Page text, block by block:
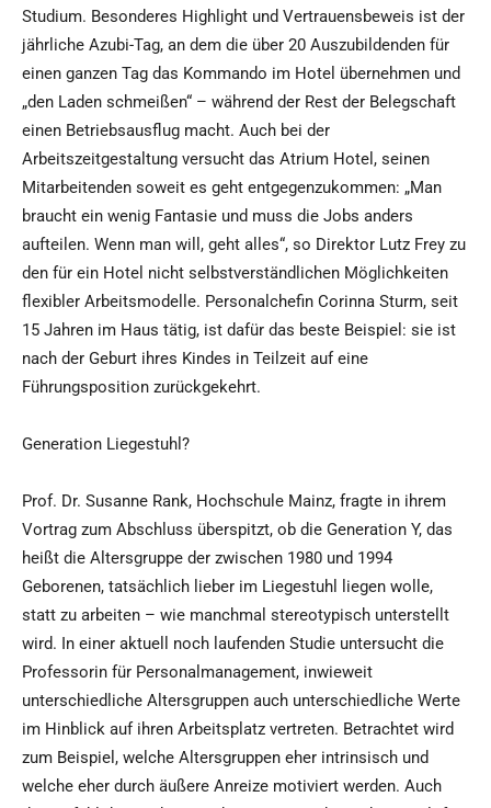
Studium. Besonderes Highlight und Vertrauensbeweis ist der
jährliche Azubi-Tag, an dem die über 20 Auszubildenden für
einen ganzen Tag das Kommando im Hotel übernehmen und
„den Laden schmeißen“ – während der Rest der Belegschaft
einen Betriebsausflug macht. Auch bei der
Arbeitszeitgestaltung versucht das Atrium Hotel, seinen
Mitarbeitenden soweit es geht entgegenzukommen: „Man
braucht ein wenig Fantasie und muss die Jobs anders
aufteilen. Wenn man will, geht alles“, so Direktor Lutz Frey zu
den für ein Hotel nicht selbstverständlichen Möglichkeiten
flexibler Arbeitsmodelle. Personalchefin Corinna Sturm, seit
15 Jahren im Haus tätig, ist dafür das beste Beispiel: sie ist
nach der Geburt ihres Kindes in Teilzeit auf eine
Führungsposition zurückgekehrt.
Generation Liegestuhl?
Prof. Dr. Susanne Rank, Hochschule Mainz, fragte in ihrem
Vortrag zum Abschluss überspitzt, ob die Generation Y, das
heißt die Altersgruppe der zwischen 1980 und 1994
Geborenen, tatsächlich lieber im Liegestuhl liegen wolle,
statt zu arbeiten – wie manchmal stereotypisch unterstellt
wird. In einer aktuell noch laufenden Studie untersucht die
Professorin für Personalmanagement, inwieweit
unterschiedliche Altersgruppen auch unterschiedliche Werte
im Hinblick auf ihren Arbeitsplatz vertreten. Betrachtet wird
zum Beispiel, welche Altersgruppen eher intrinsisch und
welche eher durch äußere Anreize motiviert werden. Auch